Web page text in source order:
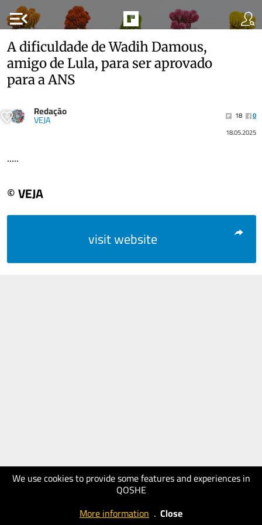
menu_open
We use cookies to provide some features and experiences in
QOSHE
More information . Close
A dificuldade de Wadih Damous,
amigo de Lula, para ser aprovado
para a ANS
Redação
VEJA 18
0
18.05.2025
.....
© VEJA
visit website